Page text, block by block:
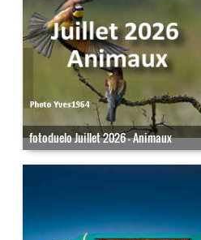
fotoduelo Juillet 2026 - Animaux